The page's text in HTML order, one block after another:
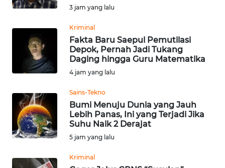
3 jam yang lalu
Kriminal
Fakta Baru Saepul Pemutilasi
Depok, Pernah Jadi Tukang
Daging hingga Guru Matematika
4 jam yang lalu
Sains-Tekno
Bumi Menuju Dunia yang Jauh
Lebih Panas, Ini yang Terjadi Jika
Suhu Naik 2 Derajat
5 jam yang lalu
Kriminal
SUMUT
WN
JAKARTA
WN